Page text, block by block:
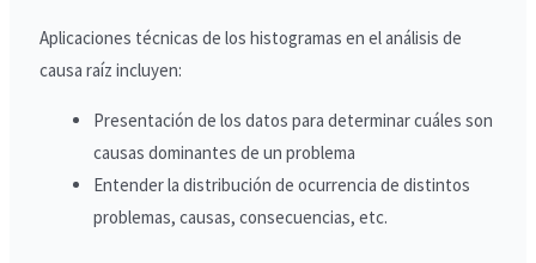
Aplicaciones técnicas de los histogramas en el análisis de
causa raíz incluyen:
Presentación de los datos para determinar cuáles son
causas dominantes de un problema
Entender la distribución de ocurrencia de distintos
problemas, causas, consecuencias, etc.